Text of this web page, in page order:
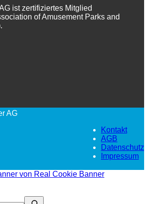
ist zertifiziertes Mitglied
of Amusement Parks and
AG
Kontakt
AGB
Datenschutz
Impressum
von Real Cookie Banner